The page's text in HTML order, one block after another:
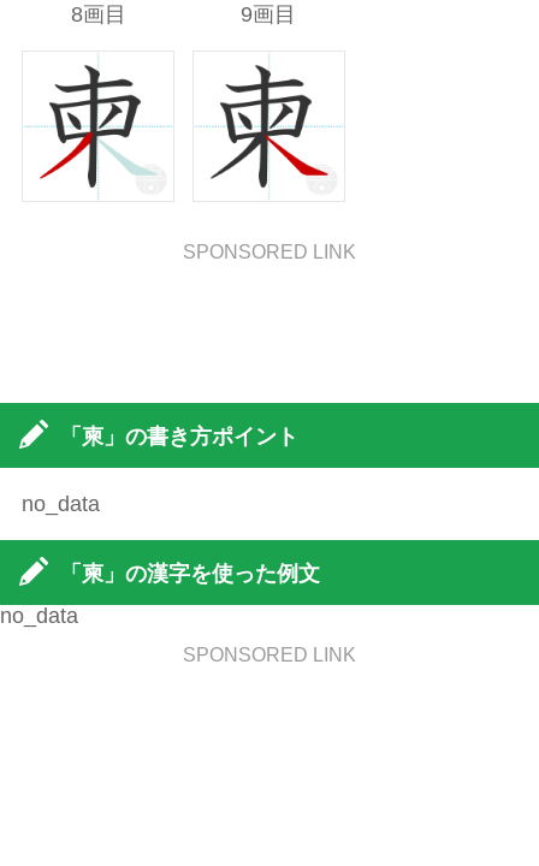
8画目 9画目
SPONSORED LINK
「柬」の書き方ポイント
no_data
「柬」の漢字を使った例文
no_data
SPONSORED LINK